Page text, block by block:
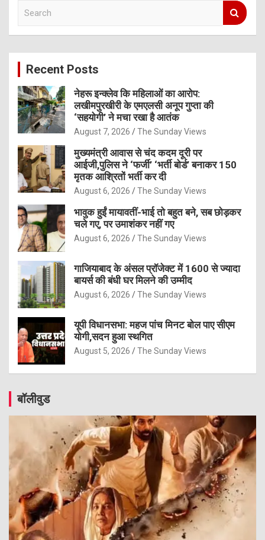
c
Recent Posts
नेहरू इन्क्लेव कि महिलाओं का आरोप:
लखीमपुरखीरी के एमएलसी अनूप गुप्ता की
‘सहयोगी’ ने मचा रखा है आतंक
August 7, 2026 The Sunday Views
मुख्यमंत्री आवास से चंद कदम दूरी पर
आईजी,पुलिस ने ‘फर्जी’ ‘भर्ती बोर्ड’ बनाकर 150
मृतक आश्रितों भर्ती कर दी
August 6, 2026 The Sunday Views
भावुक हुईं मायावतीं-भाई तो बहुत बने, सब छोड़कर
चले गए, पर उमाशंकर नहीं गए
August 6, 2026 The Sunday Views
गाजियाबाद के अंसल प्रॉजेक्ट में 1600 से ज्यादा
बायर्स की बंधी घर मिलने की उम्मीद
August 6, 2026 The Sunday Views
यूपी विधानसभा: महज पांच मिनट बोल पाए सीएम
योगी,सदन हुआ स्थगित
August 5, 2026 The Sunday Views
बॉलीवुड